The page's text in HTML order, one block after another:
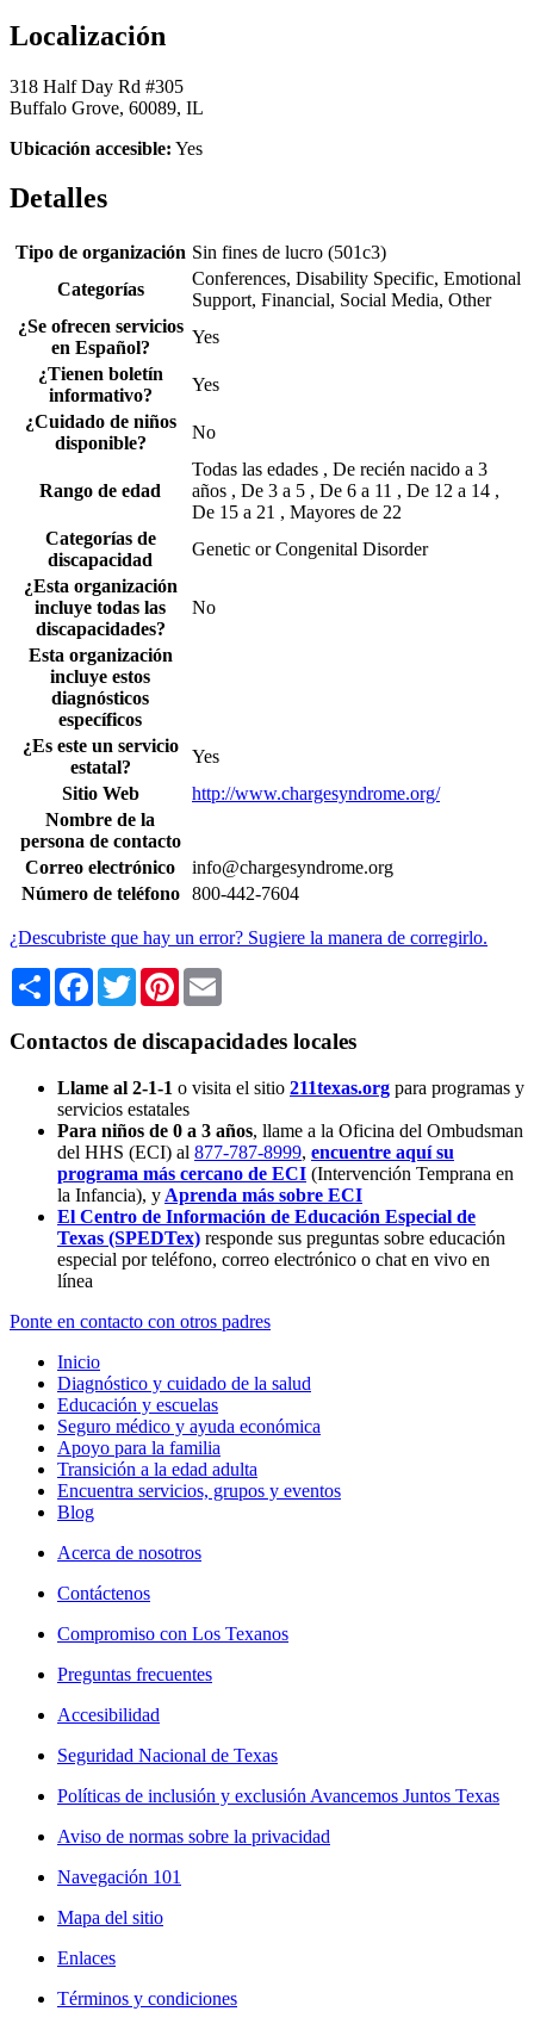
Localización
318 Half Day Rd #305
Buffalo Grove, 60089, IL
Ubicación accesible: Yes
Detalles
Tipo de organización Sin fines de lucro (501c3)
Categorías
Conferences, Disability Specific, Emotional
Support, Financial, Social Media, Other
¿Se ofrecen servicios
en Español?
Yes
¿Tienen boletín
informativo?
Yes
¿Cuidado de niños
disponible?
No
Rango de edad
Todas las edades , De recién nacido a 3
años , De 3 a 5 , De 6 a 11 , De 12 a 14 ,
De 15 a 21 , Mayores de 22
Categorías de
discapacidad
Genetic or Congenital Disorder
¿Esta organización
incluye todas las
discapacidades?
No
Esta organización
incluye estos
diagnósticos
específicos
¿Es este un servicio
estatal?
Yes
Sitio Web
http://www.chargesyndrome.org/
Nombre de la
persona de contacto
Correo electrónico
info@chargesyndrome.org
Número de teléfono
800-442-7604
¿Descubriste que hay un error? Sugiere la manera de corregirlo.
Share Facebook
TwitterPinterest
Contactos de discapacidades locales
Llame al 2-1-1 o visita el sitio 211texas.org para programas y
servicios estatales
Para niños de 0 a 3 años, llame a la Oficina del Ombudsman
del HHS (ECI) al 877-787-8999, encuentre aquí su
programa más cercano de ECI (Intervención Temprana en
la Infancia), y Aprenda más sobre ECI
El Centro de Información de Educación Especial de
Texas (SPEDTex) responde sus preguntas sobre educación
especial por teléfono, correo electrónico o chat en vivo en
línea
Ponte en contacto con otros padres
Inicio
Diagnóstico y cuidado de la salud
Educación y escuelas
Seguro médico y ayuda económica
Apoyo para la familia
Transición a la edad adulta
Encuentra servicios, grupos y eventos
Blog
Acerca de nosotros
Contáctenos
Compromiso con Los Texanos
Preguntas frecuentes
Accesibilidad
Seguridad Nacional de Texas
Políticas de inclusión y exclusión Avancemos Juntos Texas
Aviso de normas sobre la privacidad
Navegación 101
Mapa del sitio
Enlaces
Términos y condiciones